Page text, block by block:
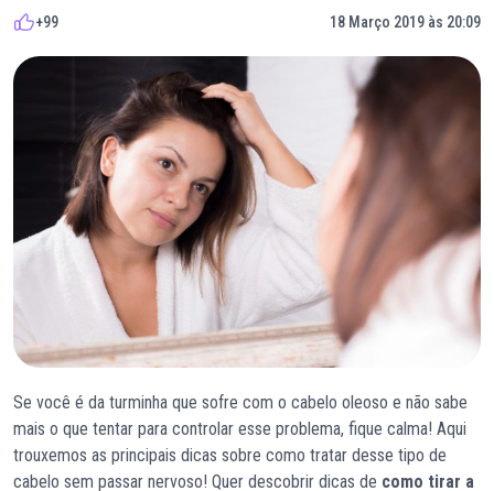
+99 18 Março 2019 às 20:09
Se você é da turminha que sofre com o cabelo oleoso e não sabe
mais o que tentar para controlar esse problema, fique calma! Aqui
trouxemos as principais dicas sobre como tratar desse tipo de
cabelo sem passar nervoso! Quer descobrir dicas de como tirar a